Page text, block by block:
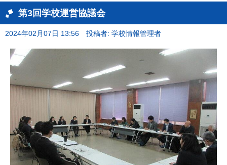
第3回学校運営協議会
2024年02月07日 13:56 投稿者: 学校情報管理者